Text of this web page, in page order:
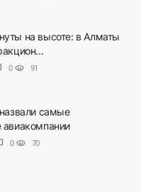
на высоте: в Алматы
0 visibility 91
самые
авиакомпании
0 visibility 70